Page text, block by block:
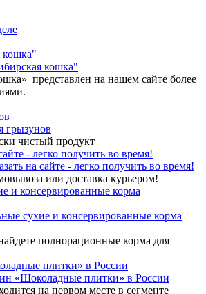
кошка"
представлен на нашем сайте более
грызунов
чистый продукт
на сайте - легко получить во время!
или доставка курьером!
сухие и консервированные корма
полнорационные корма для
«Шоколадные плитки» в России
на первом месте в сегменте